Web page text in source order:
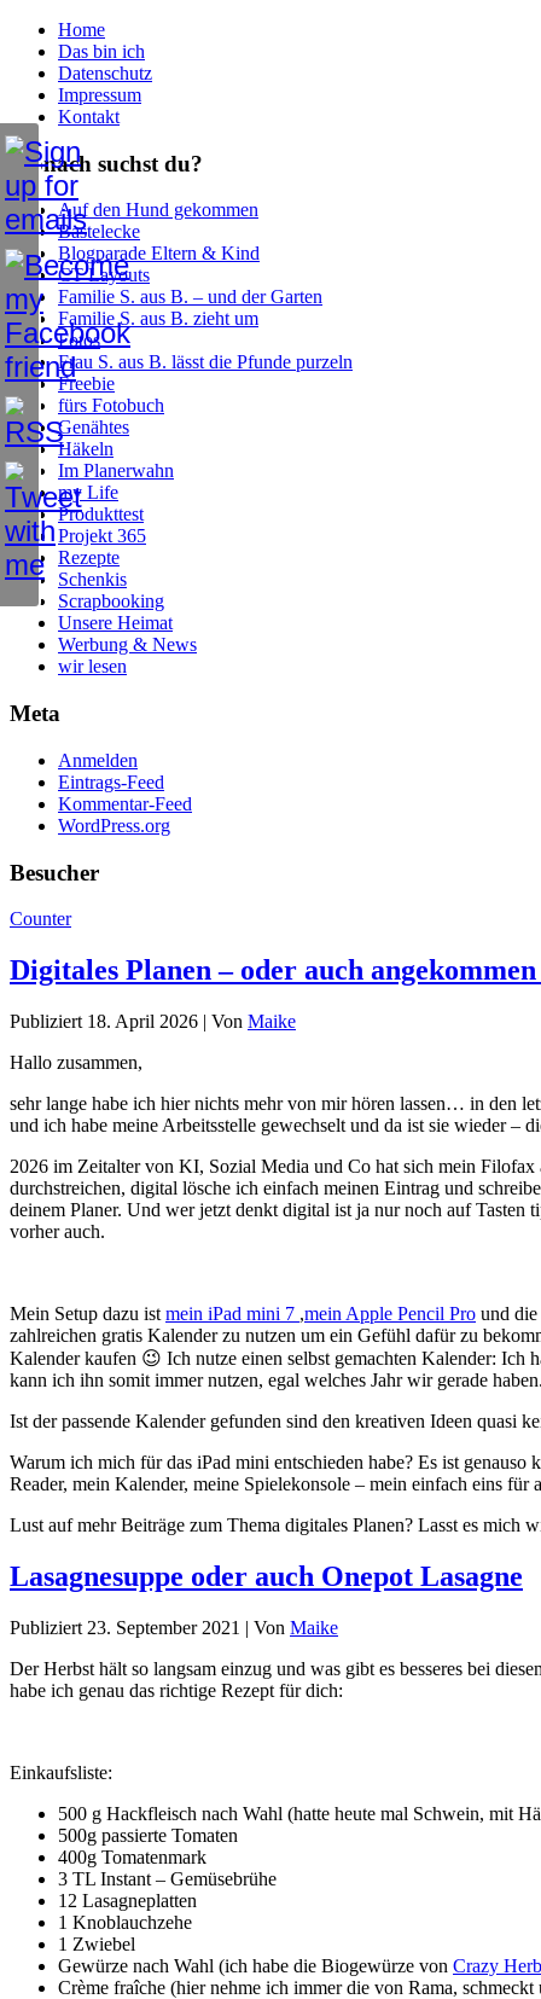
Home
Das bin ich
Datenschutz
Impressum
Kontakt
Wonach suchst du?
Auf den Hund gekommen
Bastelecke
Blogparade Eltern & Kind
CT Layouts
Familie S. aus B. – und der Garten
Familie S. aus B. zieht um
Fotos
Frau S. aus B. lässt die Pfunde purzeln
Freebie
fürs Fotobuch
Genähtes
Häkeln
Im Planerwahn
my Life
Produkttest
Projekt 365
Rezepte
Schenkis
Scrapbooking
Unsere Heimat
Werbung & News
wir lesen
Meta
Anmelden
Eintrags-Feed
Kommentar-Feed
WordPress.org
Besucher
Counter
Digitales Planen – oder auch
Publiziert 18. April 2026 | Von Maike
Hallo zusammen,
sehr lange habe ich hier nichts mehr von mir hören lassen… in den
und ich habe meine Arbeitsstelle gewechselt und da ist sie wieder –
2026 im Zeitalter von KI, Sozial Media und Co hat sich mein
durchstreichen, digital lösche ich einfach meinen Eintrag und
deinem Planer. Und wer jetzt denkt digital ist ja nur noch auf Tasten
vorher auch.
Mein Setup dazu ist mein iPad mini 7 ,mein Apple Pencil Pro und die
zahlreichen gratis Kalender zu nutzen um ein Gefühl dafür zu
Kalender kaufen 😉 Ich nutze einen selbst gemachten Kalender: Ich
kann ich ihn somit immer nutzen, egal welches Jahr wir gerade
Ist der passende Kalender gefunden sind den kreativen Ideen
Warum ich mich für das iPad mini entschieden habe? Es ist
Reader, mein Kalender, meine Spielekonsole – mein einfach eins für
Lust auf mehr Beiträge zum Thema digitales Planen? Lasst es mich
Lasagnesuppe oder auch Onepot Lasagne
Publiziert 23. September 2021 | Von Maike
Der Herbst hält so langsam einzug und was gibt es besseres bei
habe ich genau das richtige Rezept für dich:
Einkaufsliste:
500 g Hackfleisch nach Wahl (hatte heute mal Schwein, mit
500g passierte Tomaten
400g Tomatenmark
3 TL Instant – Gemüsebrühe
12 Lasagneplatten
1 Knoblauchzehe
1 Zwiebel
Gewürze nach Wahl (ich habe die Biogewürze von Crazy
Crème fraîche (hier nehme ich immer die von Rama,